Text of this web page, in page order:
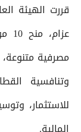
قررت الهيئة
مصرفية
وتنافسية
للاستثمار،